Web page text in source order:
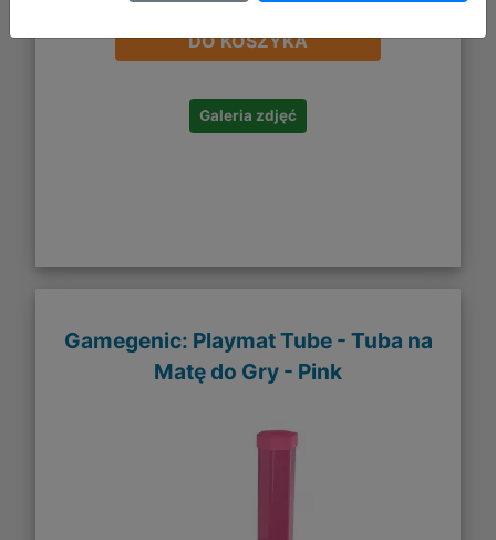
DO KOSZYKA
Galeria zdjęć
Gamegenic: Playmat Tube - Tuba na
Matę do Gry - Pink